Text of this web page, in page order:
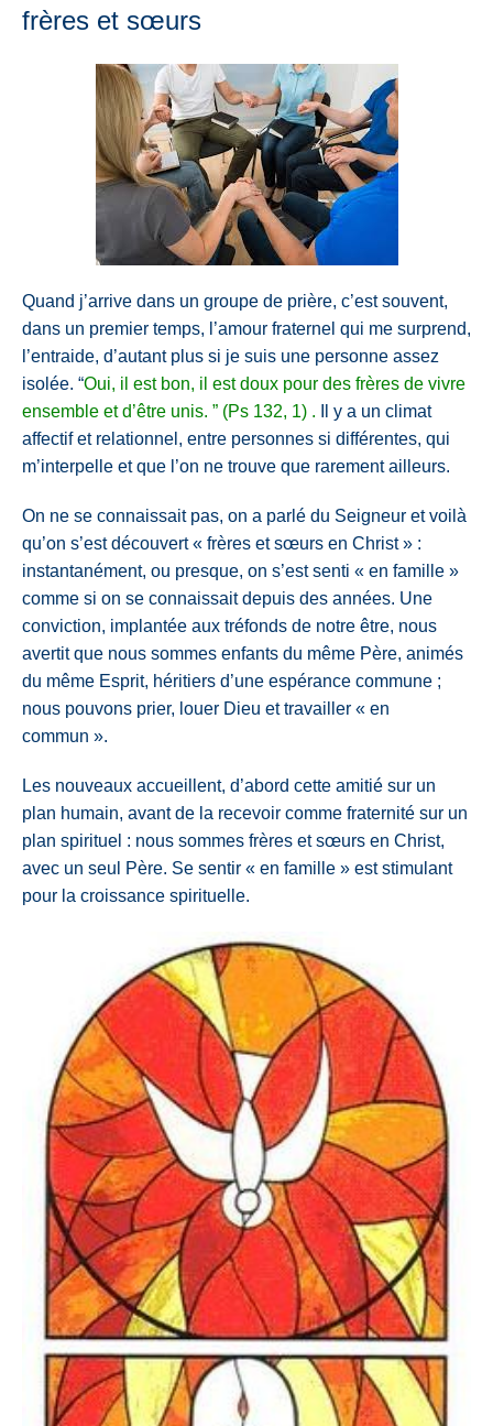
frères et sœurs
Quand j’arrive dans un groupe de prière, c’est souvent,
dans un premier temps, l’amour fraternel qui me surprend,
l’entraide, d’autant plus si je suis une personne assez
isolée. “Oui, il est bon, il est doux pour des frères de vivre
ensemble et d’être unis. ” (Ps 132, 1) . Il y a un climat
affectif et relationnel, entre personnes si différentes, qui
m’interpelle et que l’on ne trouve que rarement ailleurs.
On ne se connaissait pas, on a parlé du Seigneur et voilà
qu’on s’est découvert « frères et sœurs en Christ » :
instantanément, ou presque, on s’est senti « en famille »
comme si on se connaissait depuis des années. Une
conviction, implantée aux tréfonds de notre être, nous
avertit que nous sommes enfants du même Père, animés
du même Esprit, héritiers d’une espérance commune ;
nous pouvons prier, louer Dieu et travailler « en
commun ».
Les nouveaux accueillent, d’abord cette amitié sur un
plan humain, avant de la recevoir comme fraternité sur un
plan spirituel : nous sommes frères et sœurs en Christ,
avec un seul Père. Se sentir « en famille » est stimulant
pour la croissance spirituelle.